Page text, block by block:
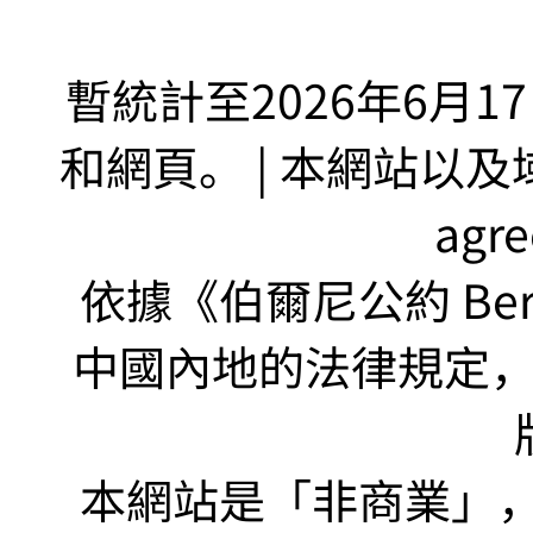
暫統計至2026年6月
和網頁。 | 本網站以
依據《伯爾尼公約
中國內地的法律規定
本網站是「非商業